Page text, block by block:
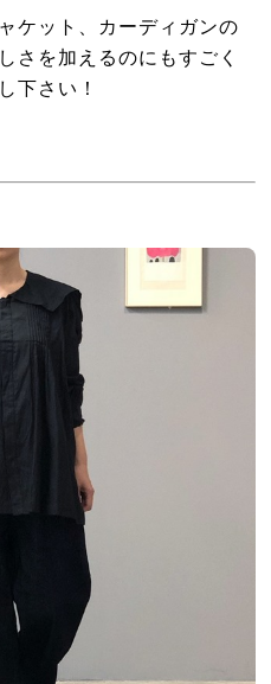
ケット、カーディガンの
さを加えるのにもすごく
下さい！